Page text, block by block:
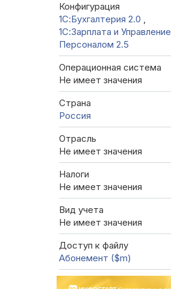
Конфигурация
1С:Бухгалтерия 2.0 ,
1С:Зарплата и Управление
Персоналом 2.5
Операционная система
Не имеет значения
Страна
Россия
Отрасль
Не имеет значения
Налоги
Не имеет значения
Вид учета
Не имеет значения
Доступ к файлу
Абонемент ($m)